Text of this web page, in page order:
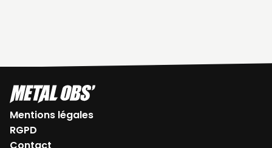
Mentions légales
RGPD